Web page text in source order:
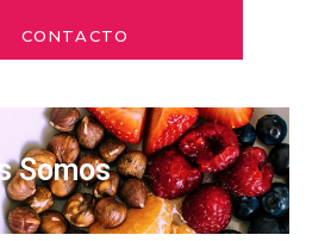
CONTACTO
Somos